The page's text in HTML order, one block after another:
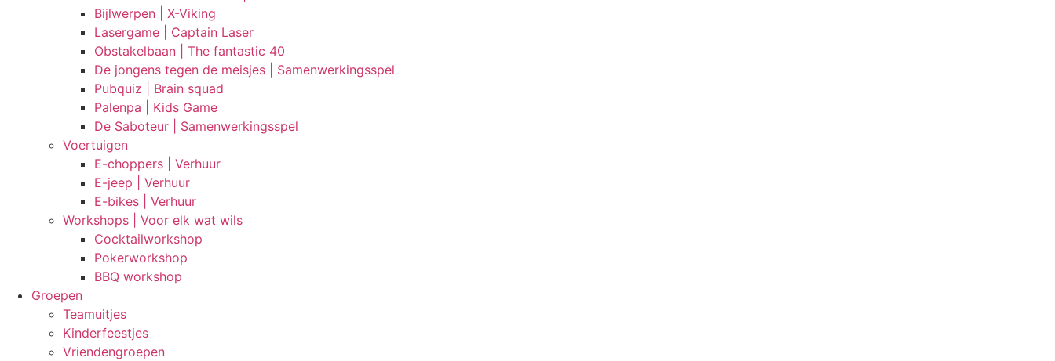
Bijlwerpen | X-Viking
Lasergame | Captain Laser
Obstakelbaan | The fantastic 40
De jongens tegen de meisjes | Samenwerkingsspel
Pubquiz | Brain squad
Palenpa | Kids Game
De Saboteur | Samenwerkingsspel
Voertuigen
E-choppers | Verhuur
E-jeep | Verhuur
E-bikes | Verhuur
Workshops | Voor elk wat wils
Cocktailworkshop
Pokerworkshop
BBQ workshop
Groepen
Teamuitjes
Kinderfeestjes
Vriendengroepen